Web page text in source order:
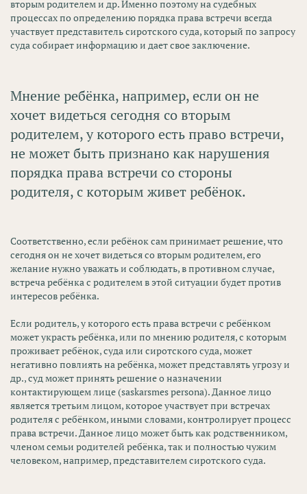
вторым родителем и др. Именно поэтому на судебных
процессах по определению порядка права встречи всегда
участвует представитель сиротского суда, который по запросу
суда собирает информацию и дает свое заключение.
Мнение ребёнка, например, если он не
хочет видеться сегодня со вторым
родителем, у которого есть право встречи,
не может быть признано как нарушения
порядка права встречи со стороны
родителя, с которым живет ребёнок.
Соответственно, если ребёнок сам принимает решение, что
сегодня он не хочет видеться со вторым родителем, его
желание нужно уважать и соблюдать, в противном случае,
встреча ребёнка с родителем в этой ситуации будет против
интересов ребёнка.
Если родитель, у которого есть права встречи с ребёнком
может украсть ребёнка, или по мнению родителя, с которым
проживает ребёнок, суда или сиротского суда, может
негативно повлиять на ребёнка, может представлять угрозу и
др., суд может принять решение о назначении
контактирующем лице (saskarsmes persona). Данное лицо
является третьим лицом, которое участвует при встречах
родителя с ребёнком, иными словами, контролирует процесс
права встречи. Данное лицо может быть как родственником,
членом семьи родителей ребёнка, так и полностью чужим
человеком, например, представителем сиротского суда.